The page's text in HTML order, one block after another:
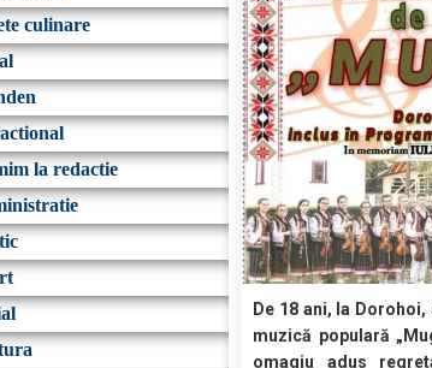
culinare
la redactie
De 18 ani, la
muzică populară
omagiu adus